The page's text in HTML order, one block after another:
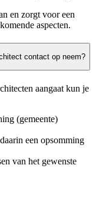
en zorgt voor een
aspecten.
contact op neem?
aangaat kun je
(gemeente)
een opsomming
van het gewenste